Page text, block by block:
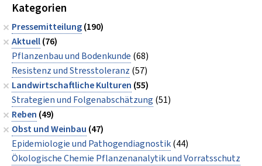
Kategorien
Pressemitteilung(190)
Aktuell(76)
Pflanzenbau und Bodenkunde (68)
Resistenz und Stresstoleranz (57)
Landwirtschaftliche Kulturen (55)
Strategien und Folgenabschätzung (51)
Reben (49)
Obst und Weinbau (47)
Epidemiologie und Pathogendiagnostik(44)
Ökologische Chemie Pflanzenanalytik und Vorratsschutz